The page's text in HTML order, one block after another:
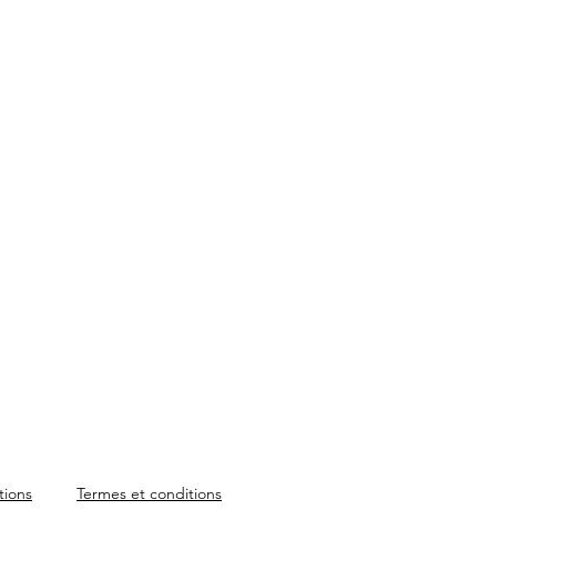
Termes et conditions